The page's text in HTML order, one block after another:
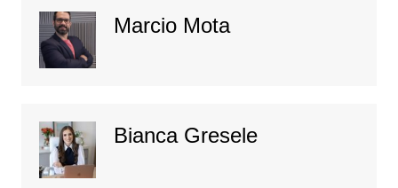
Marcio Mota
Bianca Gresele